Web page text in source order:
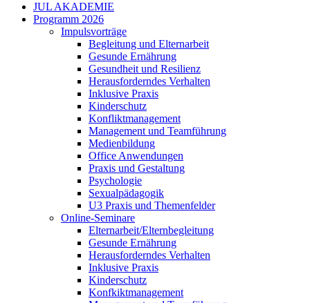
JUL AKADEMIE
Programm 2026
Impulsvorträge
Begleitung und Elternarbeit
Gesunde Ernährung
Gesundheit und Resilienz
Herausforderndes Verhalten
Inklusive Praxis
Kinderschutz
Konfliktmanagement
Management und Teamführung
Medienbildung
Office Anwendungen
Praxis und Gestaltung
Psychologie
Sexualpädagogik
U3 Praxis und Themenfelder
Online-Seminare
Elternarbeit/Elternbegleitung
Gesunde Ernährung
Herausforderndes Verhalten
Inklusive Praxis
Kinderschutz
Konfkiktmanagement